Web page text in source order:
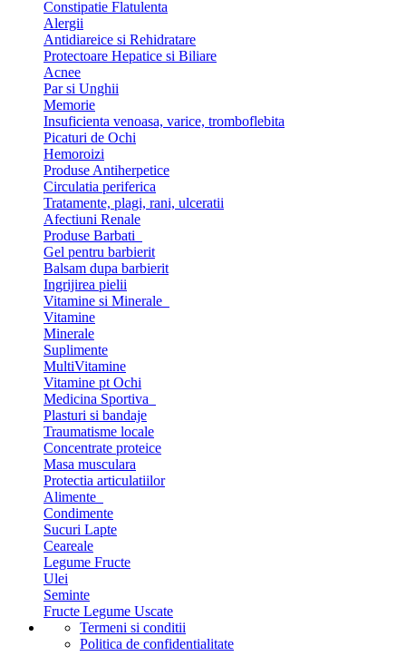
Constipatie Flatulenta
Alergii
Antidiareice si Rehidratare
Protectoare Hepatice si Biliare
Acnee
Par si Unghii
Memorie
Insuficienta venoasa, varice, tromboflebita
Picaturi de Ochi
Hemoroizi
Produse Antiherpetice
Circulatia periferica
Tratamente, plagi, rani, ulceratii
Afectiuni Renale
Produse Barbati
Gel pentru barbierit
Balsam dupa barbierit
Ingrijirea pielii
Vitamine si Minerale
Vitamine
Minerale
Suplimente
MultiVitamine
Vitamine pt Ochi
Medicina Sportiva
Plasturi si bandaje
Traumatisme locale
Concentrate proteice
Masa musculara
Protectia articulatiilor
Alimente
Condimente
Sucuri Lapte
Ceareale
Legume Fructe
Ulei
Seminte
Fructe Legume Uscate
Termeni si conditii
Politica de confidentialitate